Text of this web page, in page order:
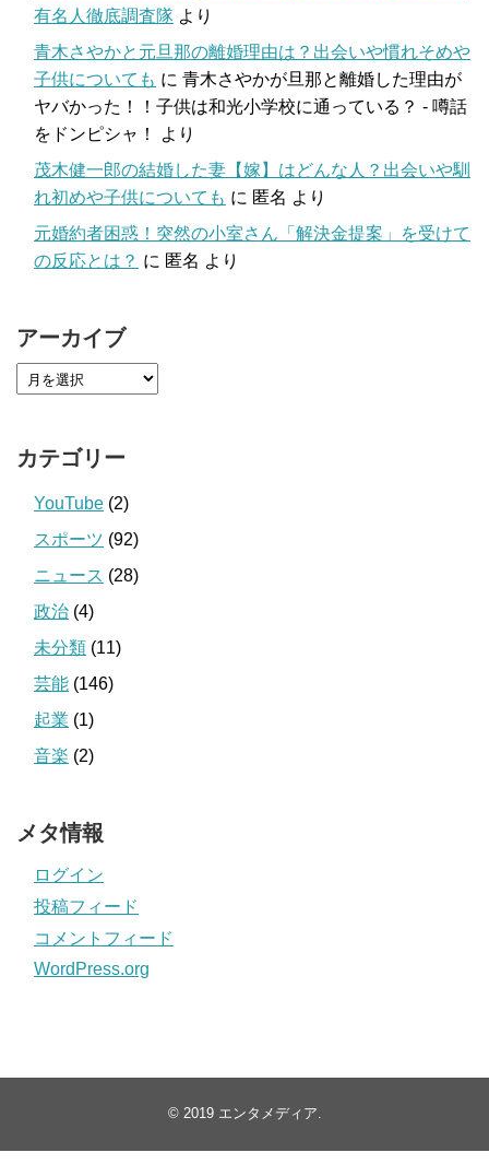
有名人徹底調査隊 より
青木さやかと元旦那の離婚理由は？出会いや慣れそめや
子供についても に 青木さやかが旦那と離婚した理由が
ヤバかった！！子供は和光小学校に通っている？ - 噂話
をドンピシャ！
より
茂木健一郎の結婚した妻【嫁】はどんな人？出会いや馴
れ初めや子供についても に 匿名 より
元婚約者困惑！突然の小室さん「解決金提案」を受けて
の反応とは？ に 匿名 より
アーカイブ
カテゴリー
YouTube (2)
スポーツ (92)
ニュース (28)
政治 (4)
未分類 (11)
芸能 (146)
起業 (1)
音楽 (2)
メタ情報
ログイン
投稿フィード
コメントフィード
WordPress.org
© 2019 エンタメディア.